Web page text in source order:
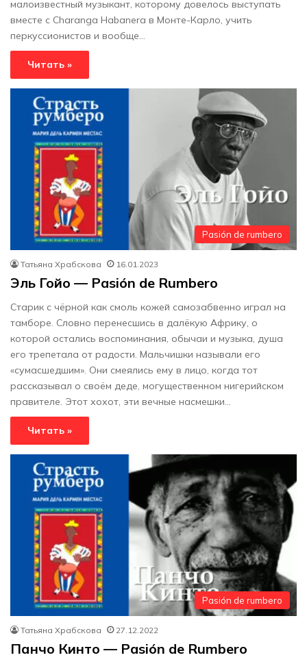
малоизвестный музыкант, которому довелось выступать
вместе с Charanga Habanera в Монте-Карло, учить
перкуссионистов и вообще…
Читать »
Pasión de rumbero
Татьяна Храбскова 16.01.2023
Эль Гойо — Pasión de Rumbero
Старик с чёрной как смоль кожей самозабвенно играл на
тамборе. Словно перенесшись в далёкую Африку, о
которой остались воспоминания, обычаи и музыка, душа
его трепетала от радости. Мальчишки называли его
«сумасшедшим». Они смеялись ему в лицо, когда тот
рассказывал о своём деде, могущественном нигерийском
правителе. Этот хохот, эти вечные насмешки…
Читать »
Pasión de rumbero
Татьяна Храбскова 27.12.2022
Панчо Кинто — Pasión de Rumbero